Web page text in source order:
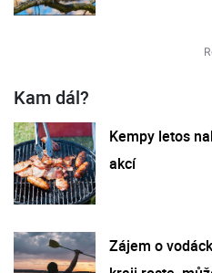
Kam dál?
Kempy letos
akcí
Zájem o